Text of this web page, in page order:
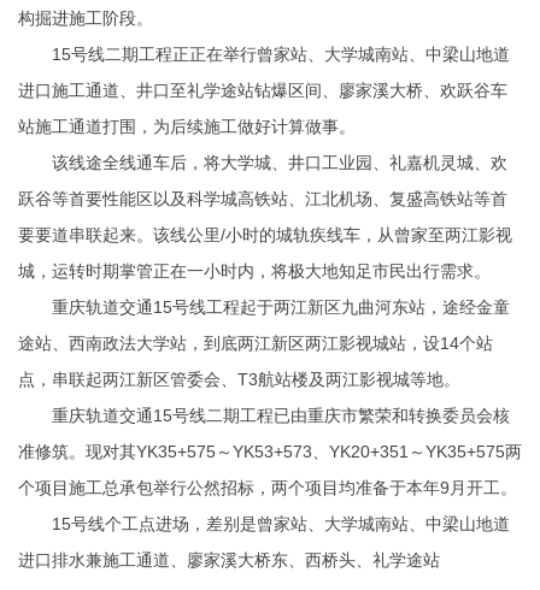
构掘进施工阶段。
15号线二期工程正正在举行曾家站、大学城南站、中梁山地道
进口施工通道、井口至礼学途站钻爆区间、廖家溪大桥、欢跃谷车
站施工通道打围，为后续施工做好计算做事。
该线途全线通车后，将大学城、井口工业园、礼嘉机灵城、欢
跃谷等首要性能区以及科学城高铁站、江北机场、复盛高铁站等首
要要道串联起来。该线公里/小时的城轨疾线车，从曾家至两江影视
城，运转时期掌管正在一小时内，将极大地知足市民出行需求。
重庆轨道交通15号线工程起于两江新区九曲河东站，途经金童
途站、西南政法大学站，到底两江新区两江影视城站，设14个站
点，串联起两江新区管委会、T3航站楼及两江影视城等地。
重庆轨道交通15号线二期工程已由重庆市繁荣和转换委员会核
准修筑。现对其YK35+575～YK53+573、YK20+351～YK35+575两
个项目施工总承包举行公然招标，两个项目均准备于本年9月开工。
15号线个工点进场，差别是曾家站、大学城南站、中梁山地道
进口排水兼施工通道、廖家溪大桥东、西桥头、礼学途站